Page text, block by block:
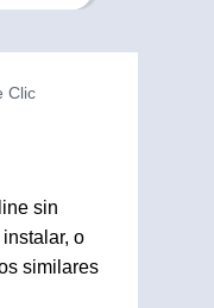
Clic
sin
o
similares